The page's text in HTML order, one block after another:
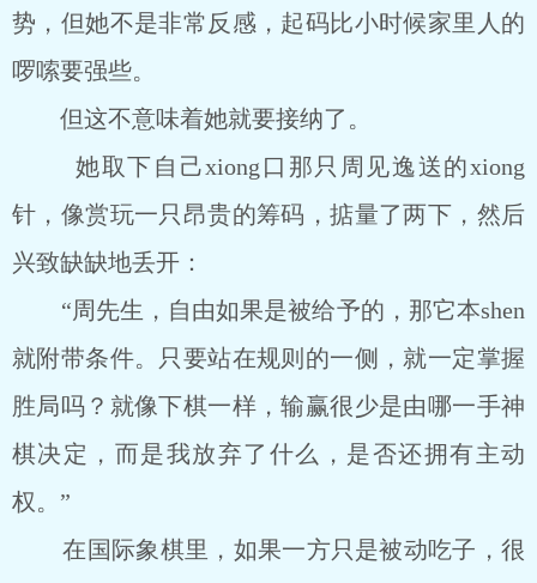
势，但她不是非常反感，起码比小时候家里人的
啰嗦要强些。
但这不意味着她就要接纳了。
她取下自己xiong口那只周见逸送的xiong
针，像赏玩一只昂贵的筹码，掂量了两下，然后
兴致缺缺地丢开：
“周先生，自由如果是被给予的，那它本shen
就附带条件。只要站在规则的一侧，就一定掌握
胜局吗？就像下棋一样，输赢很少是由哪一手神
棋决定，而是我放弃了什么，是否还拥有主动
权。”
在国际象棋里，如果一方只是被动吃子，很